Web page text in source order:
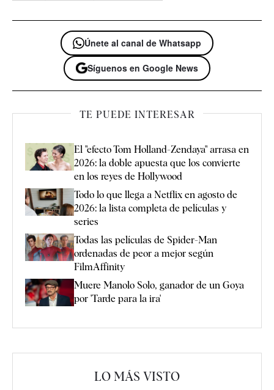
Únete al canal de Whatsapp
Síguenos en Google News
TE PUEDE INTERESAR
El "efecto Tom Holland-Zendaya" arrasa en
2026: la doble apuesta que los convierte
en los reyes de Hollywood
Todo lo que llega a Netflix en agosto de
2026: la lista completa de películas y
series
Todas las películas de Spider-Man
ordenadas de peor a mejor según
FilmAffinity
Muere Manolo Solo, ganador de un Goya
por 'Tarde para la ira'
LO MÁS VISTO